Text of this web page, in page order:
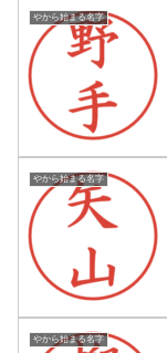
やから始まる名字
やから始まる名字
やから始まる名字